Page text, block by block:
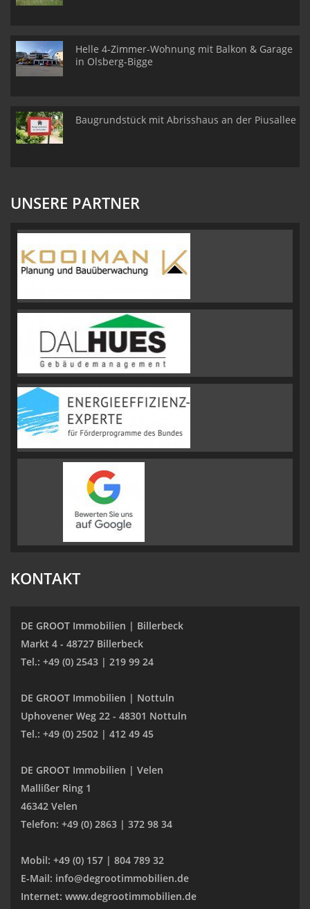
Helle 4-Zimmer-Wohnung mit Balkon & Garage
in Olsberg-Bigge
Baugrundstück mit Abrisshaus an der Piusallee
UNSERE PARTNER
KONTAKT
DE GROOT Immobilien | Billerbeck
Markt 4 - 48727 Billerbeck
Tel.: +49 (0) 2543 | 219 99 24
DE GROOT Immobilien | Nottuln
Uphovener Weg 22 - 48301 Nottuln
Tel.: +49 (0) 2502 | 412 49 45
DE GROOT Immobilien | Velen
Mallißer Ring 1
46342 Velen
Telefon: +49 (0) 2863 | 372 98 34
Mobil: +49 (0) 157 | 804 789 32
E-Mail: info@degrootimmobilien.de
Internet: www.degrootimmobilien.de